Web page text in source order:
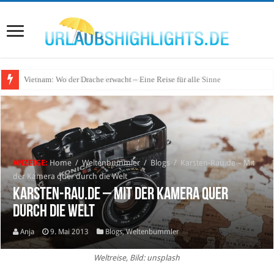
Wo lohnt sich Urlaub auf dem Wasser in Deutschland?
ANZEIGE: Home / Weltenbummler / Blogs / Karsten-Rau.de – Mit
der Kamera quer durch die Welt
Karsten-Rau.de – Mit der Kamera quer
durch die Welt
Anja 9. Mai 2013 Blogs,Weltenbummler
Weltreise, Bild: unsplash